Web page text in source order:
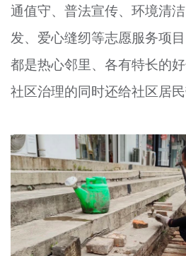
通值守、普法宣传、环境清
发、爱心缝纫等志愿服务项
都是热心邻里、各有特长的
社区治理的同时还给社区居